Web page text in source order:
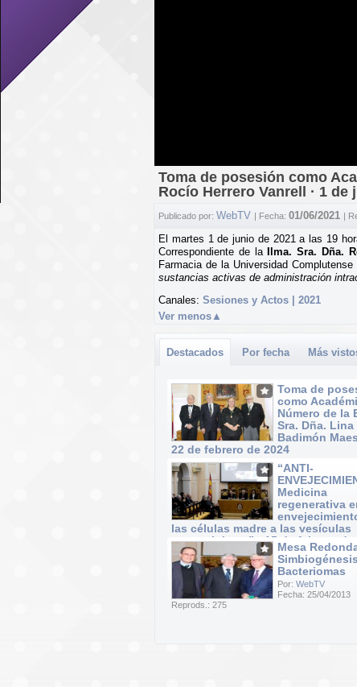
Toma de posesión como
Rocío Herrero Vanrell · 1 de
Publicado por: WebTV | Fecha: 01/06/2021 |
Ver menos ▲
El martes 1 de junio de 2021 a las 19
Correspondiente de la
Ilma. Sra. Dña.
Farmacia de la Universidad
sustancias activas de administración
Canales: Sesiones y Actos | 2021
Destacados Por fecha Más
Toma de
como
Número de la
Sra. Dña. Lina
Badimón
22 de febrero de 2024
Por:WebTV
Fecha: 22/02/2024
Reprods.: 40
“ANTI-
Medicina
regenerativa
las células madre a las vesículas
extracelulares” · 15 de febrero de
Por:WebTV
Fecha: 15/02/2024
Reprods.: 37
Mesa
Bacteriomas
Por: WebTV
Fecha: 25/04/2013
Reprods.: 275